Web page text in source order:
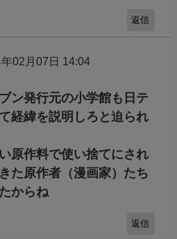
返信
02月07日 14:04
ン発行元の小学館も日テ
経緯を説明しろと迫られ
原作料で使い捨てにされ
た原作者（漫画家）たち
からね
返信